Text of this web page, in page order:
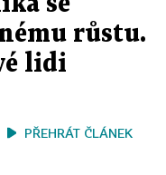
růstu.
lidi
PŘEHRÁT ČLÁNEK